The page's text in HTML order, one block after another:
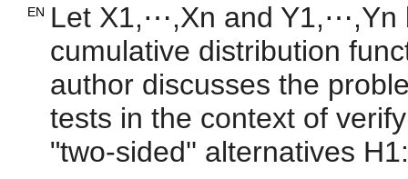
EN Let X1,⋯,Xn and Y1,⋯,Yn
cumulative distribution
author discusses the
tests in the context of
"two-sided'' alternatives